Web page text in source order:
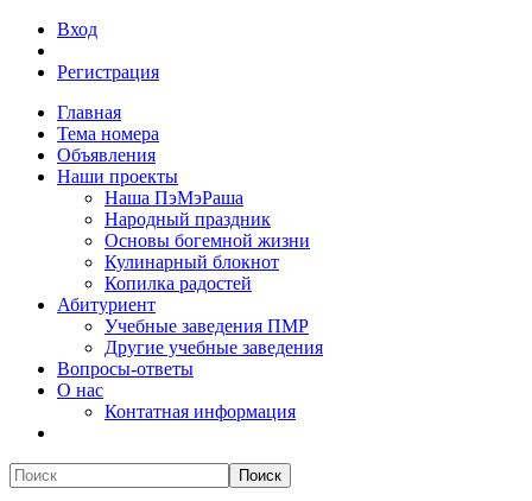
Вход
Регистрация
Главная
Тема номера
Объявления
Наши проекты
Наша ПэМэРаша
Народный праздник
Основы богемной жизни
Кулинарный блокнот
Копилка радостей
Абитуриент
Учебные заведения ПМР
Другие учебные заведения
Вопросы-ответы
О нас
Контатная информация
Поиск